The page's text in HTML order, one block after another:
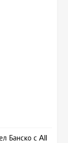
Банско с All